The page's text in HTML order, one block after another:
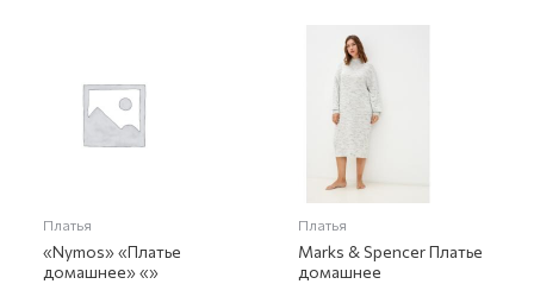
Платья
«Nymos» «Платье
домашнее» «»
Платья
Marks & Spencer Платье
домашнее